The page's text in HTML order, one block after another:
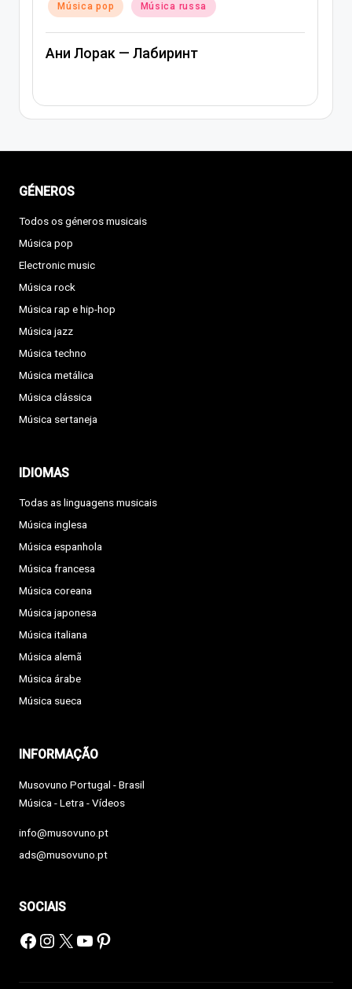
Música russa
Лорак — Лабиринт
GÉNEROS
Todos os géneros musicais
Música pop
Electronic music
Música rock
Música rap e hip-hop
Música jazz
Música techno
Música metálica
Música clássica
Música sertaneja
IDIOMAS
Todas as linguagens musicais
Música inglesa
Música espanhola
Música francesa
Música coreana
Música japonesa
Música italiana
Música alemã
Música árabe
Música sueca
INFORMAÇÃO
Musovuno Portugal - Brasil
Música - Letra - Vídeos
info@musovuno.pt
ads@musovuno.pt
SOCIAIS
Facebook
Instagram
X YouTube
Pinterest